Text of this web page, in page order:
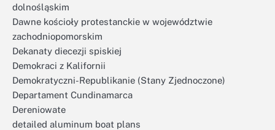
dolnośląskim
Dawne kościoły protestanckie w województwie
zachodniopomorskim
Dekanaty diecezji spiskiej
Demokraci z Kalifornii
Demokratyczni-Republikanie (Stany Zjednoczone)
Departament Cundinamarca
Dereniowate
detailed aluminum boat plans